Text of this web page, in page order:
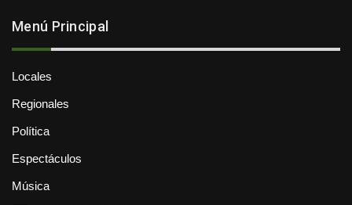
Menú Principal
Locales
Regionales
Política
Espectáculos
Música